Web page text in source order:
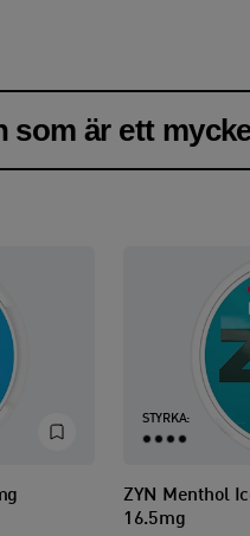
är ett
STYRKA:
ZYN Menthol
16.5mg